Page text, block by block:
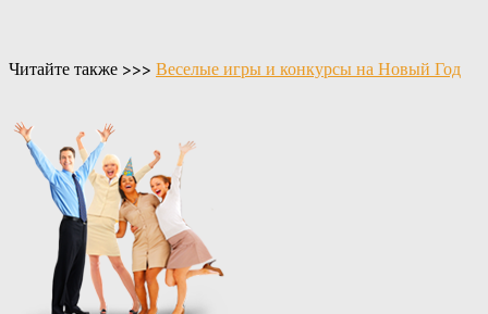
Читайте также >>> Веселые игры и конкурсы на Новый Год